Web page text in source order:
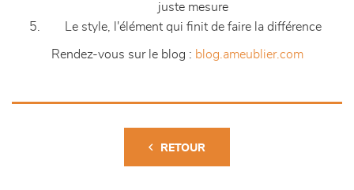
juste mesure
Le style, l'élément qui finit de faire la différence
Rendez-vous sur le blog : blog.ameublier.com
RETOUR